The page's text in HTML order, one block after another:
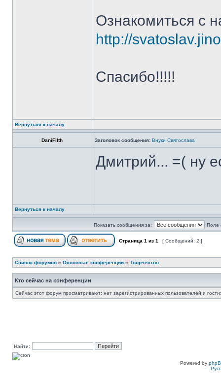
Ознакомиться с
http://
Спасибо!!!!!
Вернуться к началу
DaniFilth Заголовок сообщения: Внуки Святослава
Дмитрий... =( ну
Вернуться к началу
Показать сообщения за: Поле
Страница 1 из 1 [ Сообщений: 2 ]
Список форумов » Основные конференции » Творчество
Кто сейчас на конференции
Сейчас этот форум просматривают: нет зарегистрированных пользователей и
Найти:
Powered by